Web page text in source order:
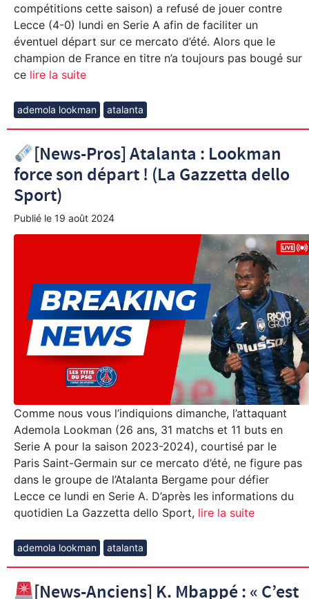
compétitions cette saison) a refusé de jouer contre
Lecce (4-0) lundi en Serie A afin de faciliter un
éventuel départ sur ce mercato d’été. Alors que le
champion de France en titre n’a toujours pas bougé sur
ce lire la suite
ademola lookman atalanta
[News-Pros] Atalanta : Lookman
force son départ ! (La Gazzetta dello
Sport)
Publié le 19 août 2024
Comme nous vous l’indiquions dimanche, l’attaquant
Ademola Lookman (26 ans, 31 matchs et 11 buts en
Serie A pour la saison 2023-2024), courtisé par le
Paris Saint-Germain sur ce mercato d’été, ne figure pas
dans le groupe de l’Atalanta Bergame pour défier
Lecce ce lundi en Serie A. D’après les informations du
quotidien La Gazzetta dello Sport, lire la suite
ademola lookman atalanta
[News-Anciens] K. Mbappé : « C’est